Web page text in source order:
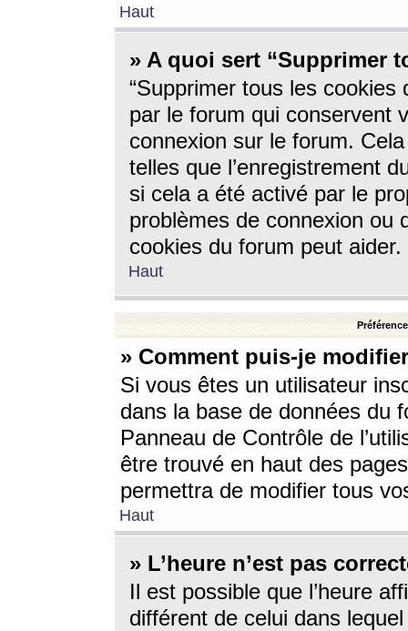
Haut
» A quoi sert “Supprimer
“Supprimer tous les cookies
par le forum qui conservent
connexion sur le forum.
telles que l’enregistrement
si cela a été activé par le
problèmes de connexion ou
cookies du forum peut aider.
Haut
» Comment puis-je
Si vous êtes un utilisateur
dans la base de données du
Panneau de Contrôle de
être trouvé en haut des
permettra de modifier tous
Haut
» L’heure n’est pas
Il est possible que l’heure
différent de celui dans